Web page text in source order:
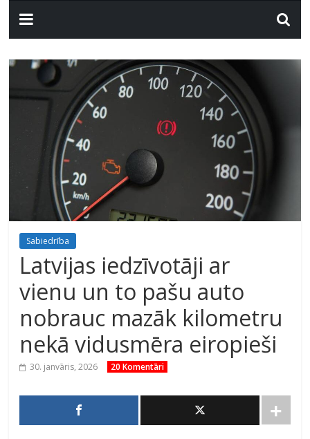
Sabiedrība
Latvijas iedzīvotāji ar
vienu un to pašu auto
nobrauc mazāk kilometru
nekā vidusmēra eiropieši
30. janvāris, 2026 20 Komentāri